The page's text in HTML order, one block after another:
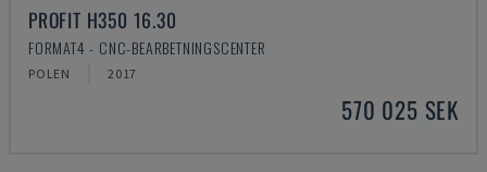
PROFIT H350 16.30
FORMAT4 - CNC-BEARBETNINGSCENTER
POLEN 2017
570 025 SEK